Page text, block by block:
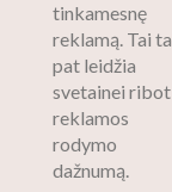
tinkamesnę
reklamą. Tai
pat leidžia
svetainei
reklamos
rodymo
dažnumą.